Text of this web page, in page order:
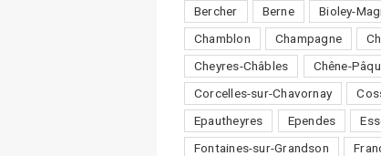
Bercher
Berne Bioley-
Chamblon
Champagne
Cheyres-Châbles
Chêne-
Corcelles-sur-Chavornay
Epautheyres
Ependes
Fontaines-sur-Grandson